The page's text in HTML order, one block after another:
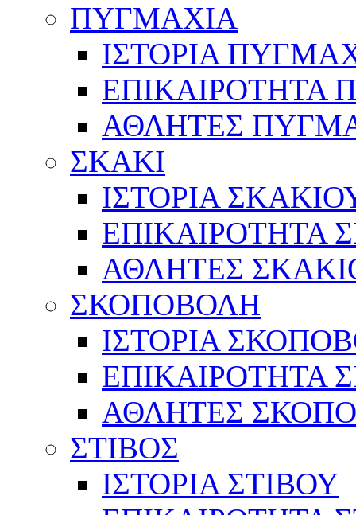
ΠΥΓΜΑΧΙΑ
ΙΣΤΟΡΙΑ
ΕΠΙΚΑΙΡΟΤΗΤΑ
ΑΘΛΗΤΕΣ
ΣΚΑΚΙ
ΙΣΤΟΡΙΑ
ΕΠΙΚΑΙΡΟΤΗΤΑ
ΑΘΛΗΤΕΣ
ΣΚΟΠΟΒΟΛΗ
ΙΣΤΟΡΙΑ
ΕΠΙΚΑΙΡΟΤΗΤΑ
ΑΘΛΗΤΕΣ
ΣΤΙΒΟΣ
ΙΣΤΟΡΙΑ ΣΤΙΒΟΥ